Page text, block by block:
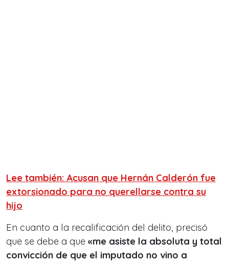
Lee también: Acusan que Hernán Calderón fue
extorsionado para no querellarse contra su
hijo
En cuanto a la recalificación del delito, precisó
que se debe a que «me asiste la absoluta y total
convicción de que el imputado no vino a